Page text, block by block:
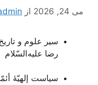
می 24, 2026 از
سير علوم‌ و
رضا عليه‌السّلام
سياست‌ إلهيّۀ